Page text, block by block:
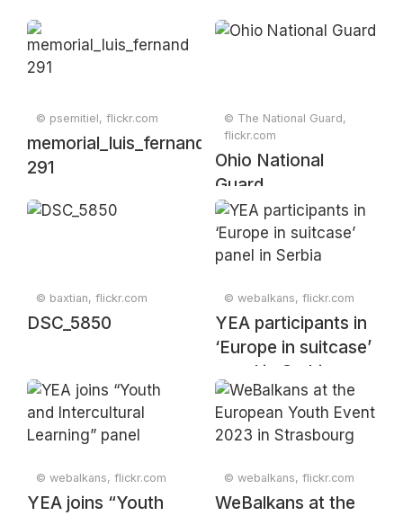
© psemitiel, flickr.com
291
© The National Guard,
flickr.com
Ohio National
Guard
© baxtian, flickr.com
DSC_5850
© webalkans, flickr.com
YEA participants in
‘Europe in suitcase’
panel in Serbia
© webalkans, flickr.com
YEA joins “Youth
© webalkans, flickr.com
WeBalkans at the